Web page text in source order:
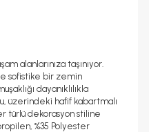
alanlarınıza taşınıyor.
sofistike bir zemin
dayanıklılıkla
üzerindeki hafif kabartmalı
türlü dekorasyon stiline
%35 Polyester